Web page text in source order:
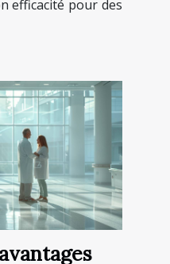
efficacité pour des